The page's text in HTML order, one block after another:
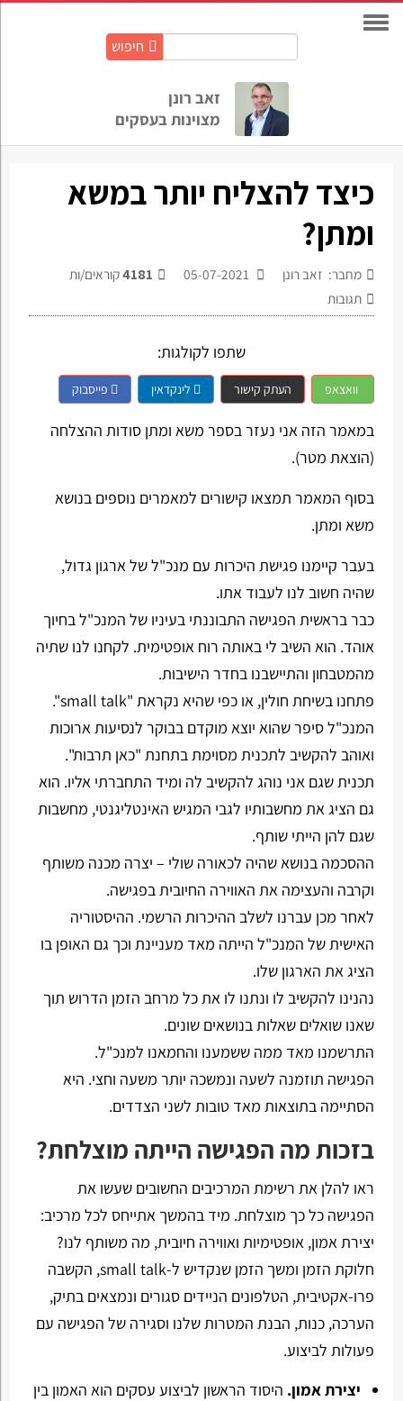
חיפוש
זאב רונן
מצוינות בעסקים
כיצד להצליח יותר במשא
ומתן?
מחבר: זאב רונן 4181קוראים/ות
תגובות
שתפו לקולגות:
וואצאפ העתק קישור לינקדאין פייסבוק
במאמר הזה אני נעזר בספר משא ומתן סודות ההצלחה
(הוצאת מטר).
בסוף המאמר תמצאו קישורים למאמרים נוספים בנושא
משא ומתן.
בעבר קיימנו פגישת היכרות עם מנכ"ל של ארגון גדול,
שהיה חשוב לנו לעבוד אתו.
כבר בראשית הפגישה התבוננתי בעיניו של המנכ"ל בחיוך
אוהד. הוא השיב לי באותה רוח אופטימית. לקחנו לנו שתיה
מהמטבחון והתיישבנו בחדר הישיבות.
פתחנו בשיחת חולין, או כפי שהיא נקראת "small talk".
המנכ"ל סיפר שהוא יוצא מוקדם בבוקר לנסיעות ארוכות
ואוהב להקשיב לתכנית מסוימת בתחנת "כאן תרבות".
תכנית שגם אני נוהג להקשיב לה ומיד התחברתי אליו. הוא
גם הציג את מחשבותיו לגבי המגיש האינטליגנטי, מחשבות
שגם להן הייתי שותף.
ההסכמה בנושא שהיה לכאורה שולי – יצרה מכנה משותף
וקרבה והעצימה את האווירה החיובית בפגישה.
לאחר מכן עברנו לשלב ההיכרות הרשמי. ההיסטוריה
האישית של המנכ"ל הייתה מאד מעניינת וכך גם האופן בו
הציג את הארגון שלו.
נהנינו להקשיב לו ונתנו לו את כל מרחב הזמן הדרוש תוך
שאנו שואלים שאלות בנושאים שונים.
התרשמנו מאד ממה ששמענו והחמאנו למנכ"ל.
הפגישה תוזמנה לשעה ונמשכה יותר משעה וחצי. היא
הסתיימה בתוצאות מאד טובות לשני הצדדים.
בזכות מה הפגישה הייתה מוצלחת?
ראו להלן את רשימת המרכיבים החשובים שעשו את
הפגישה כל כך מוצלחת. מיד בהמשך אתייחס לכל מרכיב:
יצירת אמון, אופטימיות ואווירה חיובית, מה משותף לנו?
חלוקת הזמן ומשך הזמן שנקדיש ל-small talk, הקשבה
פרו-אקטיבית, הטלפונים הניידים סגורים ונמצאים בתיק,
הערכה, כנות, הבנת המטרות שלנו וסגירה של הפגישה עם
פעולות לביצוע.
יצירת אמון. היסוד הראשון לביצוע עסקים הוא האמון בין